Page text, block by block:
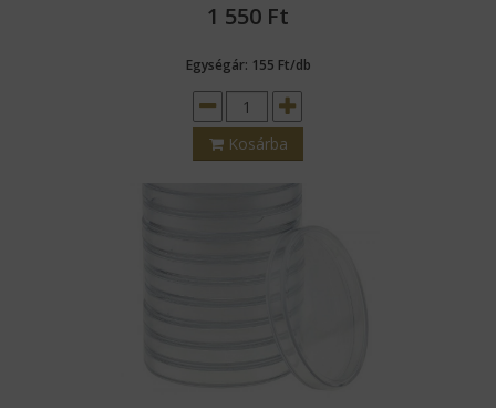
1 550 Ft
Egységár: 155 Ft/db
Kosárba